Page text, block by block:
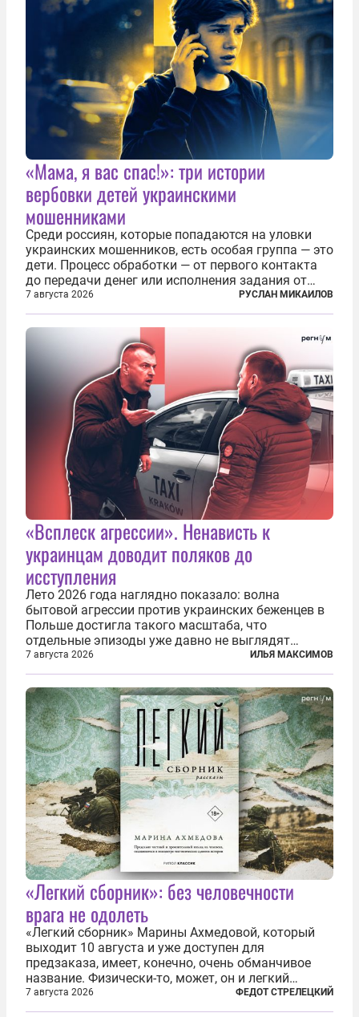
«Мама, я вас спас!»: три истории
вербовки детей украинскими
мошенниками
Среди россиян, которые попадаются на уловки
украинских мошенников, есть особая группа — это
дети. Процесс обработки — от первого контакта
до передачи денег или исполнения задания от
кураторов может занять от двух часов до
нескольких месяцев. Детей превращают в
послушных исполнителей, которые...
7 августа 2026 РУСЛАН МИКАИЛОВ
«Всплеск агрессии». Ненависть к
украинцам доводит поляков до
исступления
Лето 2026 года наглядно показало: волна
бытовой агрессии против украинских беженцев в
Польше достигла такого масштаба, что
отдельные эпизоды уже давно не выглядят
случайными. Поляки, судя по происходящему,
буквально теряют рассудок от ненависти к
украинским беженцам, и каждый новый случай
по-своему...
7 августа 2026 ИЛЬЯ МАКСИМОВ
«Легкий сборник»: без человечности
врага не одолеть
«Легкий сборник» Марины Ахмедовой, который
выходит 10 августа и уже доступен для
предзаказа, имеет, конечно, очень обманчивое
название. Физически-то, может, он и легкий
относительно. Но метафизически —
безотносительно тяжелый. Десять рассказов,
7 августа 2026 ФЕДОТ СТРЕЛЕЦКИЙ